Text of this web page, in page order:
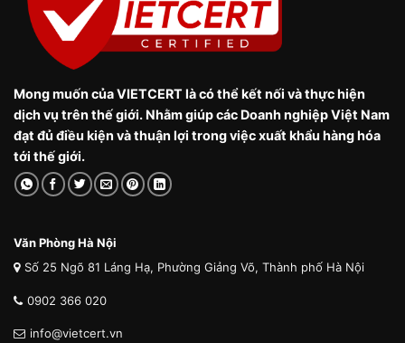
Mong muốn của VIETCERT là có thể kết nối và thực hiện
dịch vụ trên thế giới. Nhằm giúp các Doanh nghiệp Việt Nam
đạt đủ điều kiện và thuận lợi trong việc xuất khẩu hàng hóa
tới thế giới.
Văn Phòng Hà Nội
Số 25 Ngõ 81 Láng Hạ, Phường Giảng Võ, Thành phố Hà Nội
0902 366 020
info@vietcert.vn